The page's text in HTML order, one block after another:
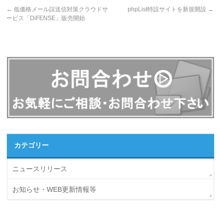
← 低価格メール誤送信対策クラウドサ
ービス「DiFENSE」販売開始
phpList特設サイトを新規開設 →
カテゴリー
ニュースリリース
お知らせ・WEB更新情報等